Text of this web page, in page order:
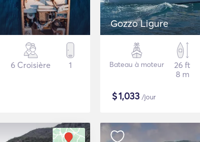
6 Croisière 1
Gozzo Ligure
Bateau à moteur
26 ft
8 m
$1,033 /jour